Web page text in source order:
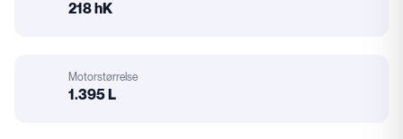
218 hK
Motorstørrelse
1.395 L